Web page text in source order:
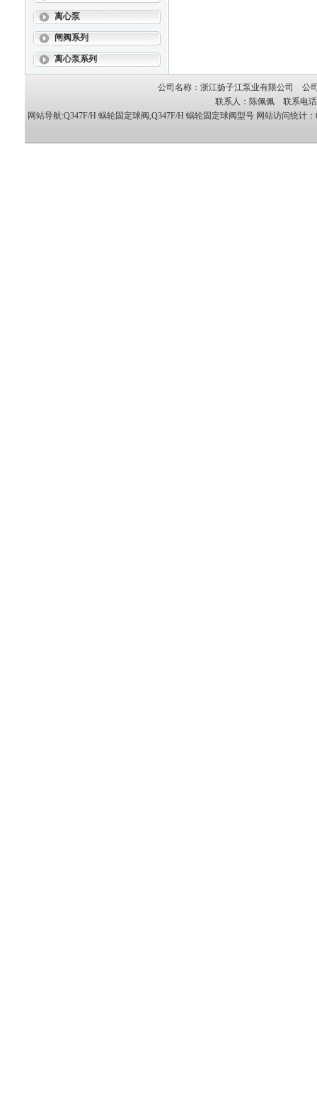
离心泵
闸阀系列
离心泵系列
公司名称：浙江扬子江泵业有限公司 公
联系人：陈佩佩 联系电
网站导航:Q347F/H 蜗轮固定球阀,Q347F/H 蜗轮固定球阀型号 网站访问统计